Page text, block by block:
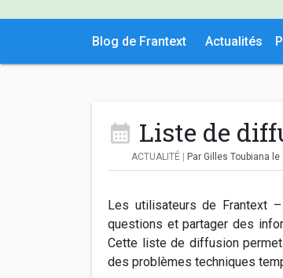
Blog de Frantext Actualités
Liste de
ACTUALITÉ Par Gilles Toubiana
Les utilisateurs de Frantext
questions et partager des
Cette liste de diffusion
des problèmes techniques